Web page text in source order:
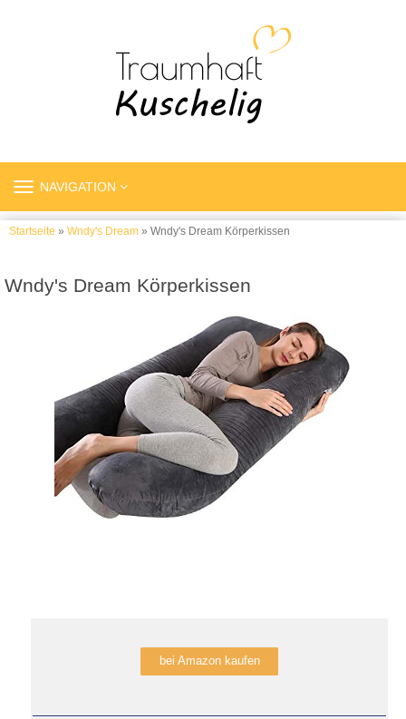
TOGGLE
NAVIGATION
Startseite » Wndy's Dream » Wndy's Dream Körperkissen
Wndy's Dream Körperkissen
bei Amazon kaufen